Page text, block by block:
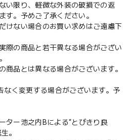
い限り、軽微な外装の破損での返
す。予めご了承ください。
けない場合のお買い求めはご遠慮下
際の商品と若干異なる場合がござい
商品とは異なる場合がございます。
なく変更する場合がございます。予
ター池之内Bによる“とびきり良
。